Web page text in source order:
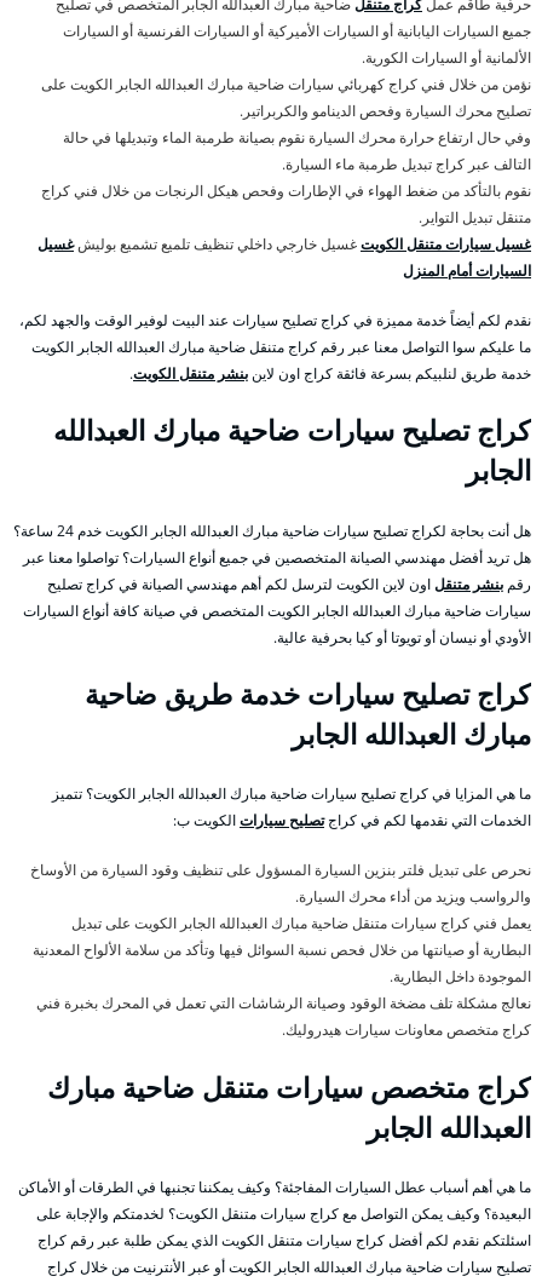
جميع السيارات اليابانية أو السيارات الأميركية أو السيارات الفرنسية أو السيارات
الألمانية أو السيارات الكورية.
نؤمن من خلال فني كراج كهربائي سيارات ضاحية مبارك العبدالله الجابر الكويت على
تصليح محرك السيارة وفحص الدينامو والكربراتير.
وفي حال ارتفاع حرارة محرك السيارة نقوم بصيانة طرمبة الماء وتبديلها في حالة
التالف عبر كراج تبديل طرمبة ماء السيارة.
نقوم بالتأكد من ضغط الهواء في الإطارات وفحص هيكل الرنجات من خلال فني كراج
متنقل تبديل التواير.
غسيل سيارات متنقل الكويتغسيل خارجي داخلي تنظيف تلميع تشميع بوليشغسيل
السيارات أمام المنزل
نقدم لكم أيضاً خدمة مميزة في كراج تصليح سيارات عند البيت لوفير الوقت والجهد لكم،
ما عليكم سوا التواصل معنا عبر رقم كراج متنقل ضاحية مبارك العبدالله الجابر الكويت
خدمة طريق لنلبيكم بسرعة فائقة كراج اون لاينبنشر متنقل الكويت.
كراج تصليح سيارات ضاحية مبارك العبدالله
الجابر
هل أنت بحاجة لكراج تصليح سيارات ضاحية مبارك العبدالله الجابر الكويت خدم 24 ساعة؟
هل تريد أفضل مهندسي الصيانة المتخصصين في جميع أنواع السيارات؟ تواصلوا معنا عبر
رقم بنشر متنقلاون لاين الكويت لترسل لكم أهم مهندسي الصيانة في كراج تصليح
سيارات ضاحية مبارك العبدالله الجابر الكويت المتخصص في صيانة كافة أنواع السيارات
الأودي أو نيسان أو تويوتا أو كيا بحرفية عالية.
كراج تصليح سيارات خدمة طريق ضاحية
مبارك العبدالله الجابر
ما هي المزايا في كراج تصليح سيارات ضاحية مبارك العبدالله الجابر الكويت؟ تتميز
الخدمات التي نقدمها لكم في كراجتصليح سياراتالكويت ب:
نحرص على تبديل فلتر بنزين السيارة المسؤول على تنظيف وقود السيارة من الأوساخ
والرواسب ويزيد من أداء محرك السيارة.
يعمل فني كراج سيارات متنقل ضاحية مبارك العبدالله الجابر الكويت على تبديل
البطارية أو صيانتها من خلال فحص نسبة السوائل فيها وتأكد من سلامة الألواح المعدنية
الموجودة داخل البطارية.
نعالج مشكلة تلف مضخة الوقود وصيانة الرشاشات التي تعمل في المحرك بخبرة فني
كراج متخصص معاونات سيارات هيدروليك.
كراج متخصص سيارات متنقل ضاحية مبارك
العبدالله الجابر
ما هي أهم أسباب عطل السيارات المفاجئة؟ وكيف يمكننا تجنبها في الطرقات أو الأماكن
البعيدة؟ وكيف يمكن التواصل مع كراج سيارات متنقل الكويت؟ لخدمتكم والإجابة على
اسئلتكم نقدم لكم أفضل كراج سيارات متنقل الكويت الذي يمكن طلبة عبر رقم كراج
تصليح سيارات ضاحية مبارك العبدالله الجابر الكويت أو عبر الأنترنيت من خلال كراج